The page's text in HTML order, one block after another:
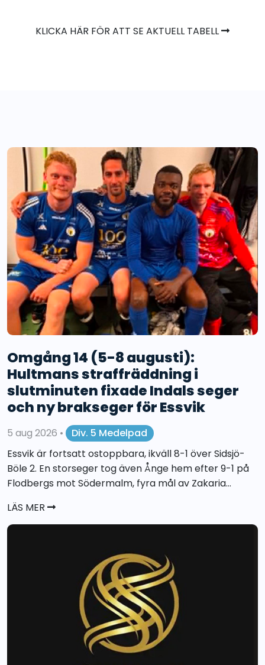
KLICKA HÄR FÖR ATT SE AKTUELL TABELL
Omgång 14 (5-8 augusti):
Hultmans straffräddning i
slutminuten fixade Indals seger
och ny brakseger för Essvik
5 aug 2026 •
Div. 5 Medelpad
Essvik är fortsatt ostoppbara, ikväll 8-1 över Sidsjö-
Böle 2. En storseger tog även Ånge hem efter 9-1 på
Flodbergs mot Södermalm, fyra mål av Zakaria...
LÄS MER